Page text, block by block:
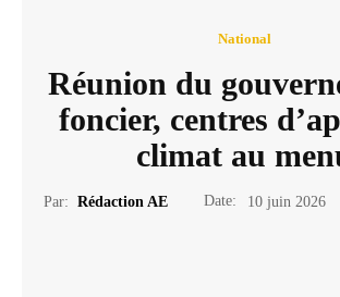
National
Réunion du
foncier, centres
climat au
Par: Rédaction AE Date: 10 juin 2026